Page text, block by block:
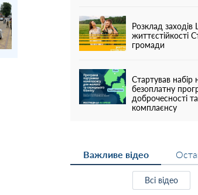
Розклад заходів
життєстійкості
громади
Стартував набір
безоплатну
доброчесності та
комплаєнсу
Важливе відео
Всі відео